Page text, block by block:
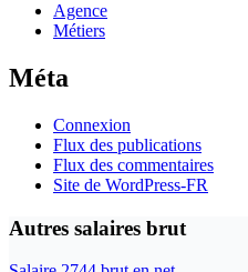
Agence
Métiers
Méta
Connexion
Flux des publications
Flux des commentaires
Site de WordPress-FR
Autres salaires brut